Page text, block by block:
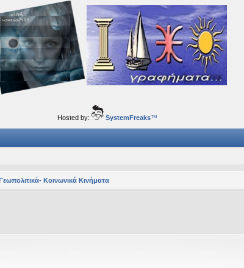
του νού...
Hosted by: SystemFreaks™
Κοινωνικά Κινήματα